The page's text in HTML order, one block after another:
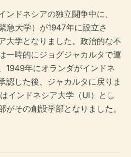
ンドネシアの独立闘争中に、
急大学）が1947年に設立さ
大学となりました。政治的な不
一時的にジョグジャカルタで運
1949年にオランダがインドネ
認した後、ジャカルタに戻りま
インドネシア大学（UI）とし
がその創設学部となりました。